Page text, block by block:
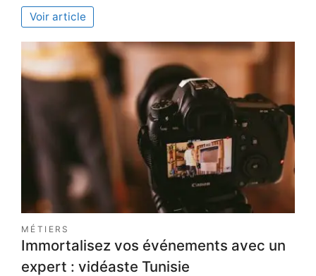
à
sur
Voir article
MÉTIERS
Immortalisez vos événements avec un
expert : vidéaste Tunisie